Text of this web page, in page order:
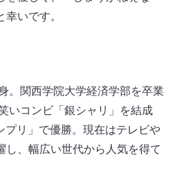
いです。
。関西学院大学経済学部を卒業
いコンビ「銀シャリ」を結成
プリ」で優勝。現在はテレビや
し、幅広い世代から人気を得て